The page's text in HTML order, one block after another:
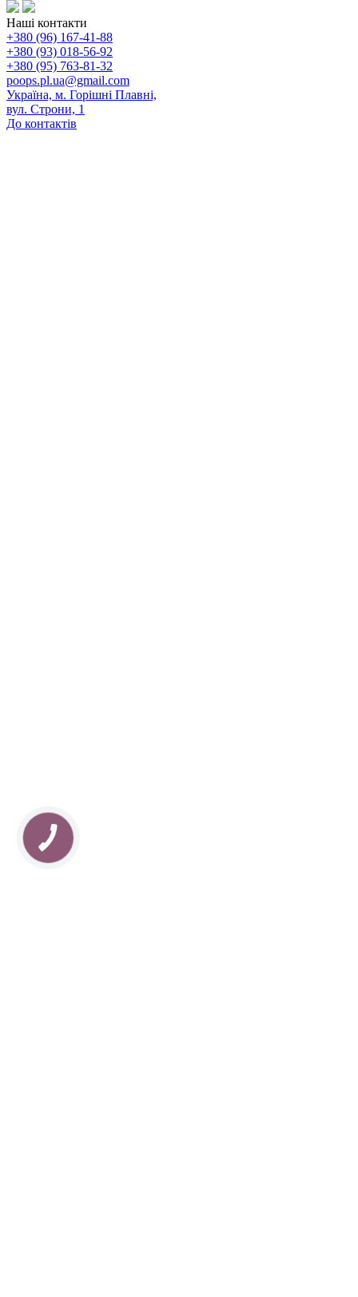
Наші контакти
+380 (96) 167-41-88
+380 (93) 018-56-92
+380 (95) 763-81-32
poops.pl.ua@gmail.com
Україна, м. Горішні Плавні,
вул. Строни, 1
До контактів